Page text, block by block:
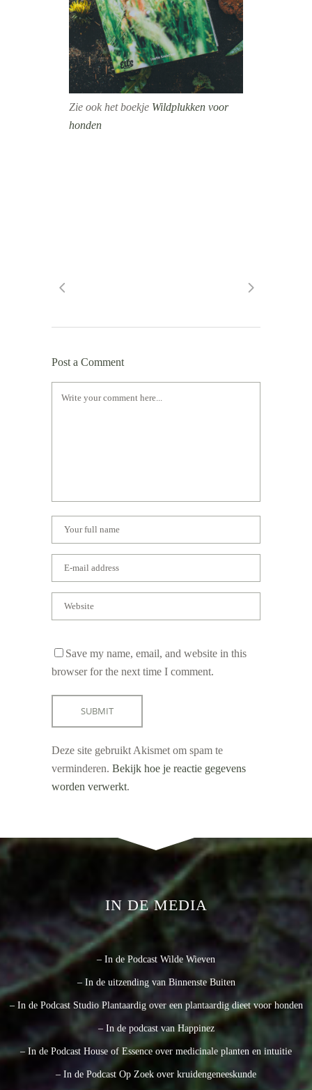
Zie ook het boekje Wildplukken voor
honden
Post a Comment
Save my name, email, and website in this
browser for the next time I comment.
Deze site gebruikt Akismet om spam te
verminderen. Bekijk hoe je reactie gegevens
worden verwerkt.
IN DE MEDIA
– In de Podcast Wilde Wieven
– In de uitzending van Binnenste Buiten
– In de Podcast Studio Plantaardig over een plantaardig dieet voor honden
– In de podcast van Happinez
– In de Podcast House of Essence over medicinale planten en intuitie
– In de Podcast Op Zoek over kruidengeneeskunde